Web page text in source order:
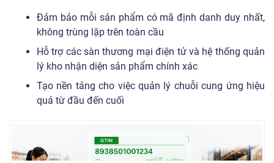
Đảm bảo mỗi sản phẩm có mã định danh duy nhất,
không trùng lặp trên toàn cầu
Hỗ trợ các sàn thương mại điện tử và hệ thống quản
lý kho nhận diện sản phẩm chính xác
Tạo nền tảng cho việc quản lý chuỗi cung ứng hiệu
quả từ đầu đến cuối